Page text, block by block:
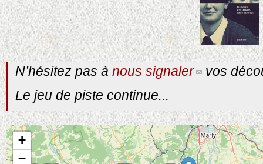
N’hésitez pas à nous signaler
vos
Le jeu de piste continue...
+
−